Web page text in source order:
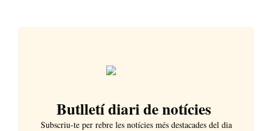
Butlletí diari de notícies
Subscriu-te per rebre les notícies més destacades del dia